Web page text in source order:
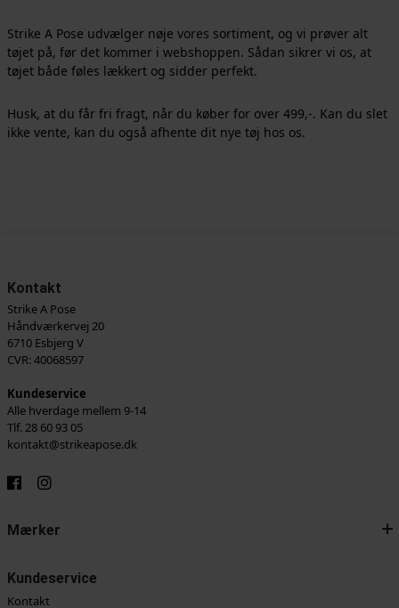
Strike A Pose udvælger nøje vores sortiment, og vi prøver alt
tøjet på, før det kommer i webshoppen. Sådan sikrer vi os, at
tøjet både føles lækkert og sidder perfekt.
Husk, at du får fri fragt, når du køber for over 499,-. Kan du slet
ikke vente, kan du også afhente dit nye tøj hos os.
Kontakt
Strike A Pose
Håndværkervej 20
6710 Esbjerg V
CVR: 40068597
Kundeservice
Alle hverdage mellem 9-14
Tlf. 28 60 93 05
kontakt@strikeapose.dk
Mærker
Kundeservice
Kontakt